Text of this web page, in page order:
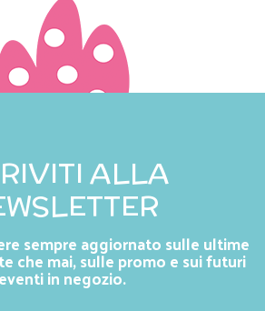
ALLA
sempre aggiornato sulle ultime
che mai, sulle promo e sui futuri
eventi in negozio.